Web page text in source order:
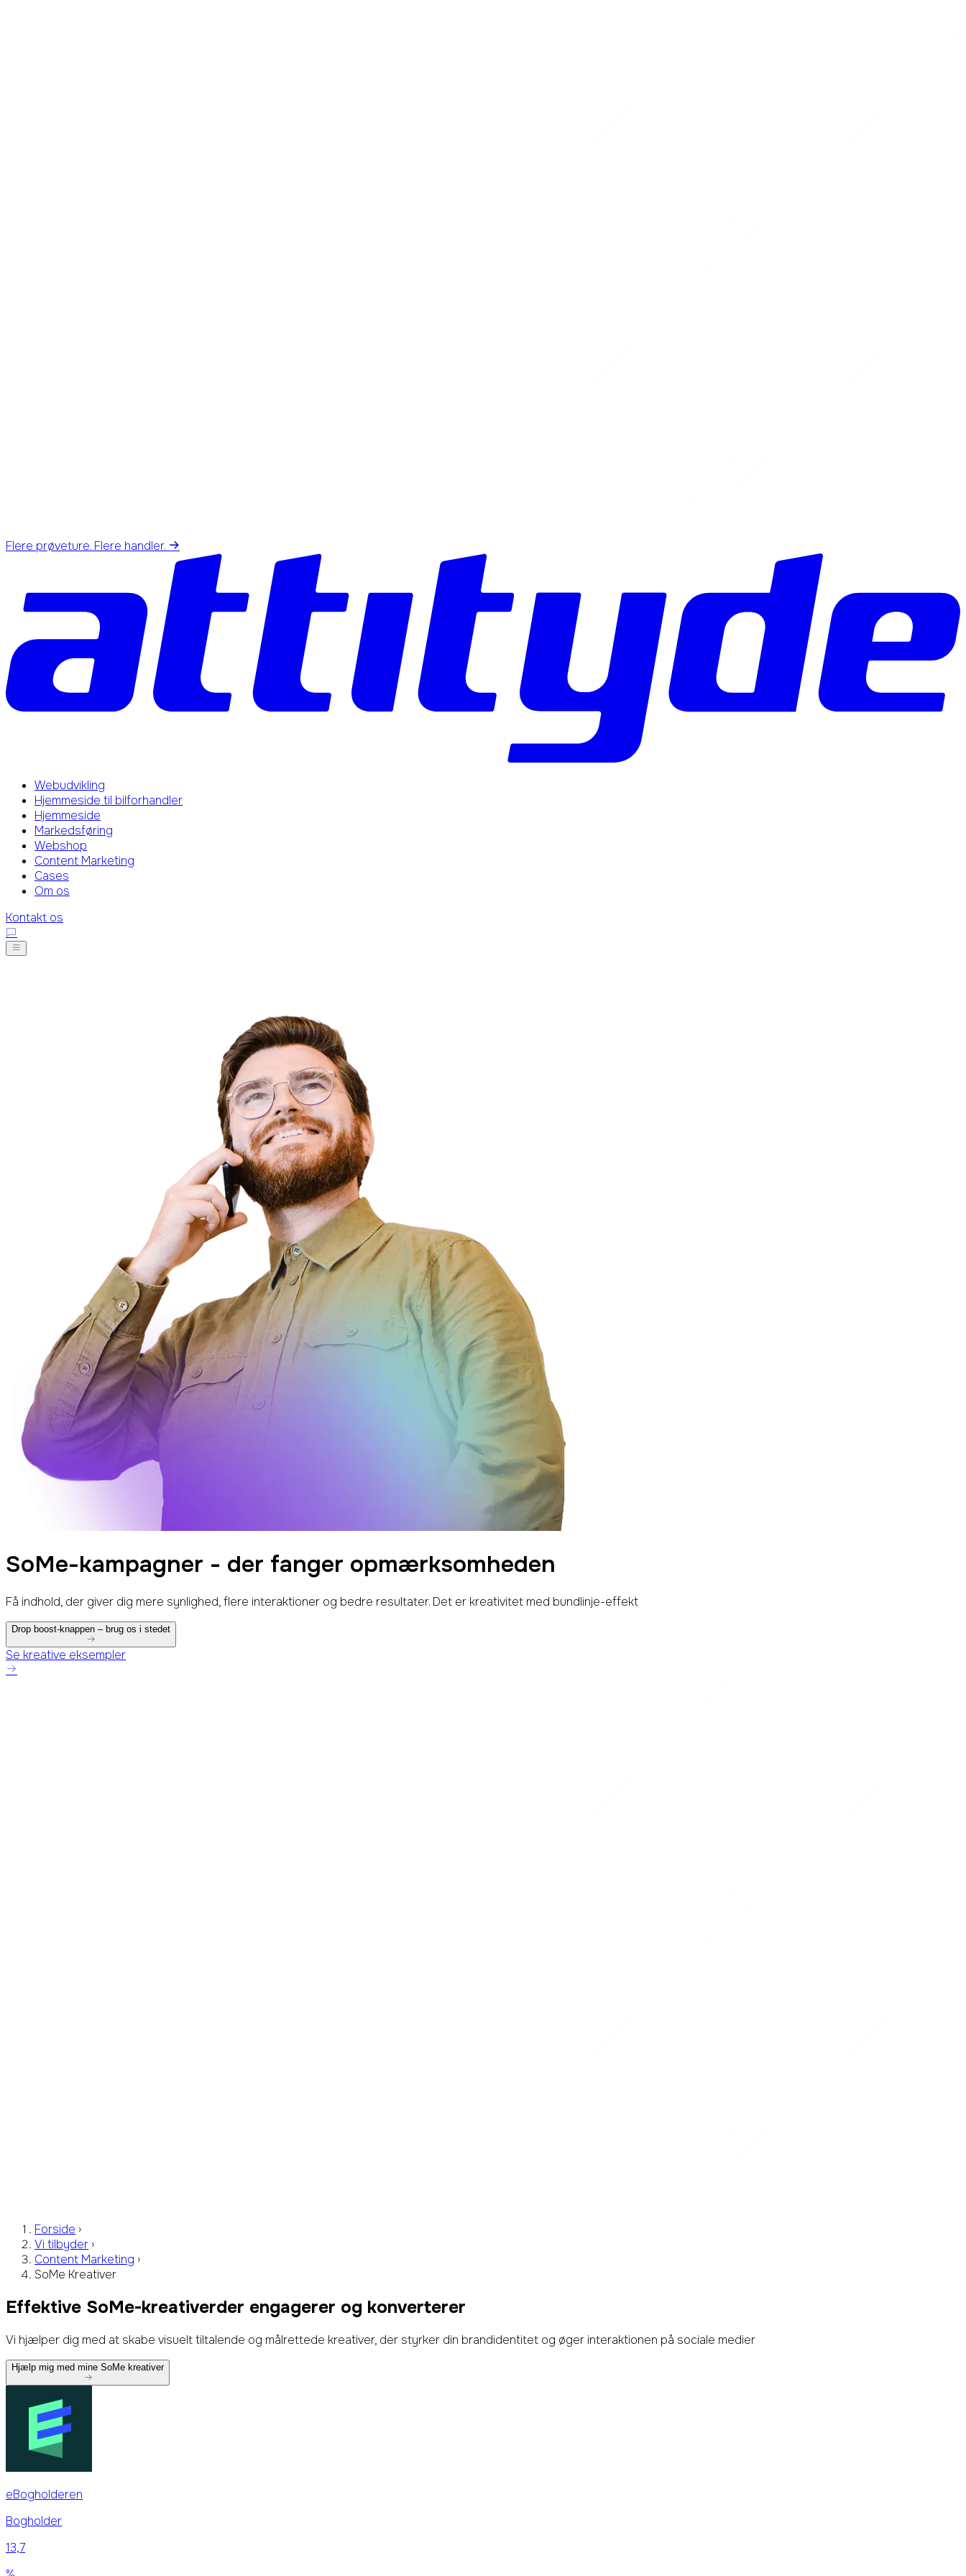
Flere prøveture. Flere handler.
Webudvikling
Hjemmeside til bilforhandler
Hjemmeside
Markedsføring
Webshop
Content Marketing
Cases
Om os
Kontakt os
SoMe-kampagner - der fanger opmærksomheden
Få indhold, der giver dig mere synlighed, flere interaktioner og bedre resultater. Det er kreativitet med bundlinje-effekt
Drop boost-knappen – brug os i stedet
Se kreative eksempler
Forside ›
Vi tilbyder ›
Content Marketing ›
SoMe Kreativer
Effektive SoMe-kreativerder engagerer og konverterer
Vi hjælper dig med at skabe visuelt tiltalende og målrettede kreativer, der styrker din brandidentitet og øger interaktionen på sociale medier
Hjælp mig med mine SoMe kreativer
eBogholderen
Bogholder
132